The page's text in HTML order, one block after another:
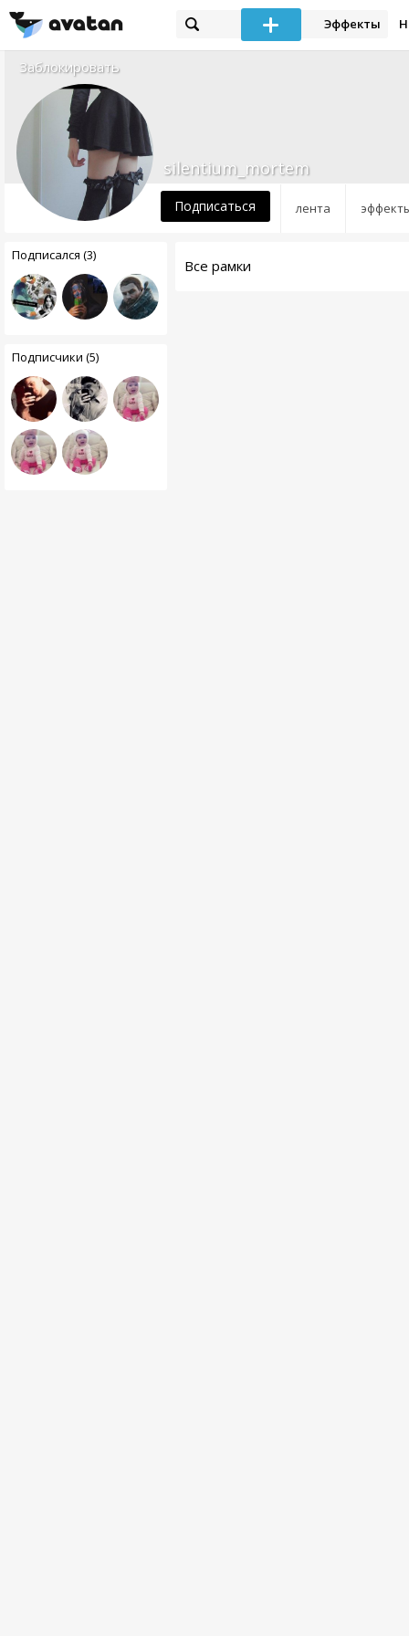
Эффекты
Заблокировать
лента
silentium_mortem
Подписаться
Подписался (3)
Подписчики (5)
Все рамки